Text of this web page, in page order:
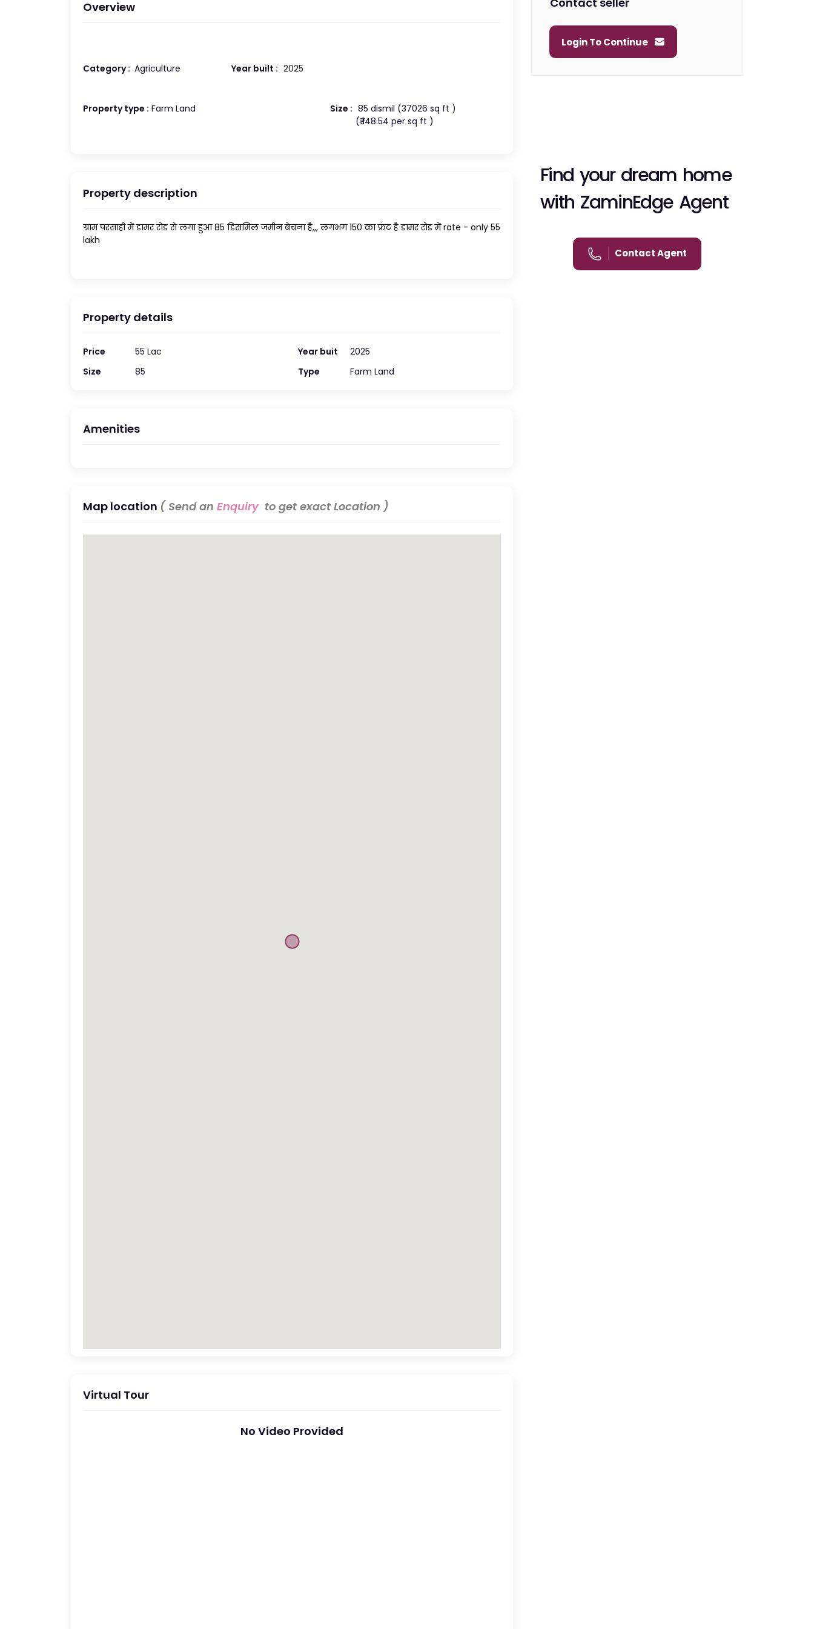
Overview
Category : Agriculture Year built : 2025
Property type : Farm Land Size : 85 dismil (37026 sq ft )
(₹ 148.54 per sq ft )
Property description
ग्राम परसाही में डामर रोड से लगा हुआ 85 डिसमिल जमीन बेचना है,,, लगभग 150 का फ्रंट है डामर रोड में rate - only 55
lakh
Property details
Price
55 Lac
Size
85
Year buit
2025
Type
Farm Land
Amenities
Map location ( Send an Enquiryto get exact Location )
Virtual Tour
No Video Provided
Login To Continue
Find your dream home
with ZaminEdge Agent
Contact Agent